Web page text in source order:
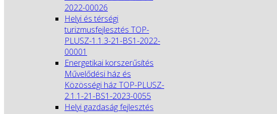
2022-00026
Helyi és térségi
turizmusfejlesztés TOP-
PLUSZ-1.1.3-21-BS1-2022-
00001
Energetikai korszerűsítés
Művelődési ház és
Közösségi ház TOP-PLUSZ-
2.1.1-21-BS1-2023-0055
Helyi gazdaság fejlesztés